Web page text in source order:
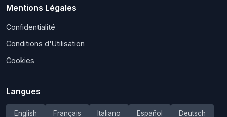
Mentions Légales
Confidentialité
Conditions d'Utilisation
Cookies
Langues
English Français Italiano Español Deutsch